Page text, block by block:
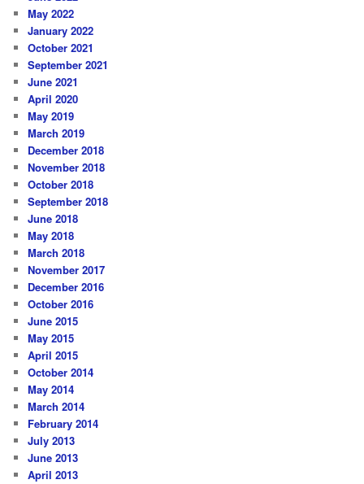
May 2022
January 2022
October 2021
September 2021
June 2021
April 2020
May 2019
March 2019
December 2018
November 2018
October 2018
September 2018
June 2018
May 2018
March 2018
November 2017
December 2016
October 2016
June 2015
May 2015
April 2015
October 2014
May 2014
March 2014
February 2014
July 2013
June 2013
April 2013